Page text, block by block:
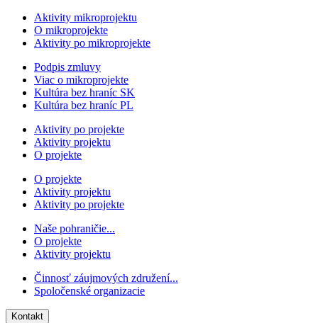
Aktivity mikroprojektu
O mikroprojekte
Aktivity po mikroprojekte
Podpis zmluvy
Viac o mikroprojekte
Kultúra bez hraníc SK
Kultúra bez hraníc PL
Aktivity po projekte
Aktivity projektu
O projekte
O projekte
Aktivity projektu
Aktivity po projekte
Naše pohraničie...
O projekte
Aktivity projektu
Činnosť záujmových združení...
Spoločenské organizacie
Kontakt